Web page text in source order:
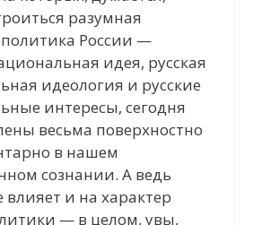
разумная
России —
идея, русская
идеология и русские
интересы, сегодня
весьма поверхностно
в нашем
сознании. А ведь
влияет и на характер
— в целом, увы,